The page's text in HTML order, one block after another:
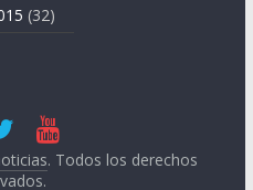
(32)
. Todos los derechos